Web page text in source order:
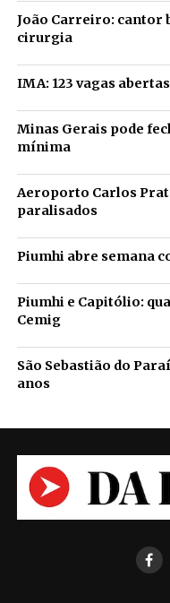
João Carreiro: cantor
cirurgia
IMA: 123 vagas
Minas Gerais pode
mínima
Aeroporto Carlos
paralisados
Piumhi abre semana
Piumhi e Capitólio:
Cemig
São Sebastião do
anos